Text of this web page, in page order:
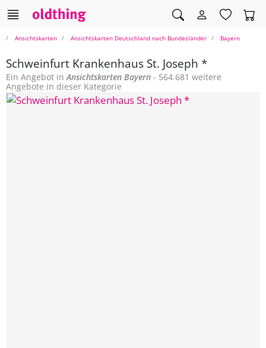
Ansichtskarten Ansichtskarten Deutschland nach Bundesländer Bayern
Schweinfurt Krankenhaus St. Joseph *
Ein Angebot inAnsichtskarten Bayern - 564.681 weitere
Angebote in dieser Kategorie